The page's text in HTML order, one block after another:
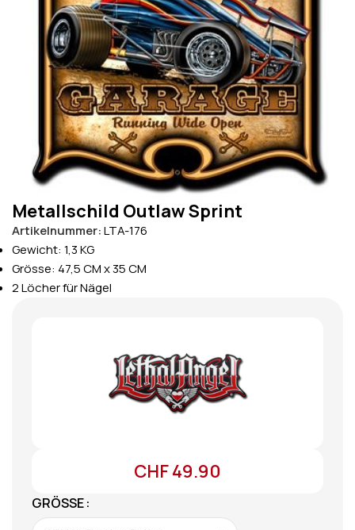
Metallschild Outlaw Sprint
Artikelnummer:LTA-176
Gewicht: 1,3 KG
Grösse: 47,5 CM x 35 CM
2 Löcher für Nägel
CHF49.90
GRÖSSE